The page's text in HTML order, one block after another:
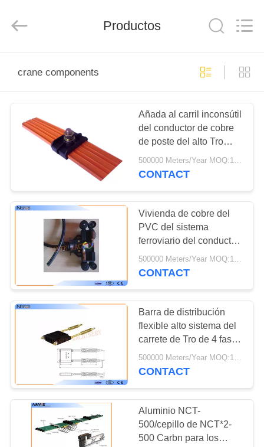
PRODUCTOS
SOBRE
NOSOTROS
VISITA
FÁBRICA
CONTROL
DE
CALIDAD
CONTÁCTENOS
SOLICITAR
COTIZACIÓN
Eqiupment
Co.,Ltd..
Reserved.
Productos
crane components
Añada al carril inconsútil
del conductor de cobre
de poste del alto Tro
sistema 4 del carrete de
CompareShare para la
500000 Meters/Year MOQ:1 metro
CONTACT
Vivienda de cobre del
PVC del sistema
ferroviario del conductor
del colector para 4
conductores
500000 Meters/Year MOQ:100m
CONTACT
Barra de distribución
flexible alto sistema del
carrete de Tro de 4 fases
para la grúa de arriba
500000 Meters/Year MOQ:100m
CONTACT
Aluminio NCT-
500/cepillo de NCT*2-
500 Carbn para los